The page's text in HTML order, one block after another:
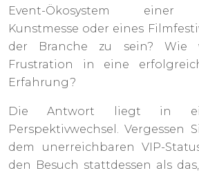
Event-Ökosystem einer
Kunstmesse oder eines
der Branche zu sein? Wie
Frustration in eine
Erfahrung?
Die Antwort liegt in
Perspektivwechsel. Vergessen
dem unerreichbaren VIP-
den Besuch stattdessen als